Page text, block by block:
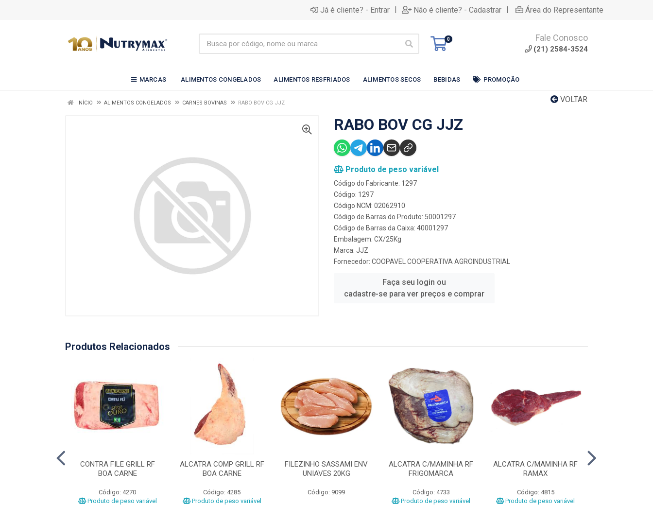
Já é cliente? - Entrar | Não é cliente? - Cadastrar | Área do Representante
0 Fale Conosco
(21) 2584-3524
MARCAS ALIMENTOS CONGELADOS ALIMENTOS RESFRIADOS ALIMENTOS SECOS BEBIDAS PROMOÇÃO
VOLTAR
INÍCIO ALIMENTOS CONGELADOS CARNES BOVINAS RABO BOV CG JJZ
RABO BOV CG JJZ
Produto de peso variável
Código do Fabricante: 1297
Código: 1297
Código NCM: 02062910
Código de Barras do Produto: 50001297
Código de Barras da Caixa: 40001297
Embalagem: CX/25Kg
Marca: JJZ
Fornecedor: COOPAVEL COOPERATIVA AGROINDUSTRIAL
Faça seu login ou
cadastre-se para ver preços e comprar
Produtos Relacionados
CONTRA FILE GRILL RF
BOA CARNE
Código: 4270
Produto de peso variável
ALCATRA COMP GRILL RF
BOA CARNE
Código: 4285
Produto de peso variável
FILEZINHO SASSAMI ENV
UNIAVES 20KG
Código: 9099
ALCATRA C/MAMINHA RF
FRIGOMARCA
Código: 4733
Produto de peso variável
ALCATRA C/MAMINHA RF
RAMAX
Código: 4815
Produto de peso variável